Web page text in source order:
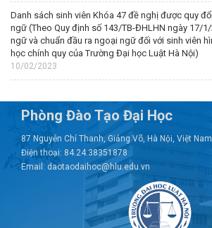
Danh sách sinh viên Khóa 47 đề nghị được quy
ngữ (Theo Quy định số 143/TB-ĐHLHN ngày 17/
ngữ và chuẩn đầu ra ngoại ngữ đối với sinh viên
học chính quy của Trường Đại học Luật Hà Nội)
10/02/2023
Phòng Đào Tạo Đại Học
87 Nguyễn Chí Thanh, Giảng Võ, Hà Nội, Việt Nam
Điện thoại: 84.24.38351878
Email: daotaodaihoc@hlu.edu.vn